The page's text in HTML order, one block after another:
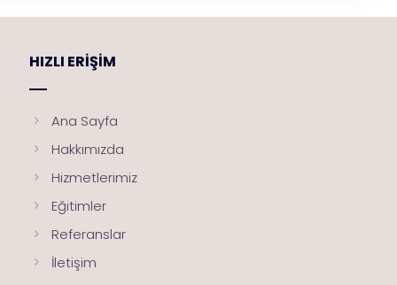
HIZLI ERIŞIM
Ana Sayfa
Hakkımızda
Hizmetlerimiz
Eğitimler
Referanslar
İletişim